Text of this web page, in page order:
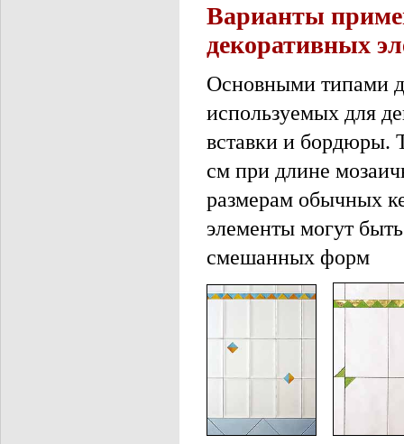
Варианты
декоративных
Основными типами
используемых для
вставки и бордюры.
см при длине
размерам обычных
элементы могут
смешанных форм